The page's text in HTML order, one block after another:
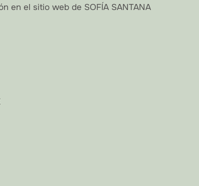
en el sitio web de SOFÍA SANTANA